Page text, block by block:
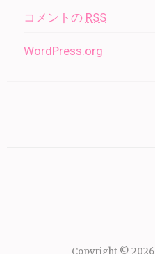
コメントの RSS
WordPress.org
Copyright © 2026